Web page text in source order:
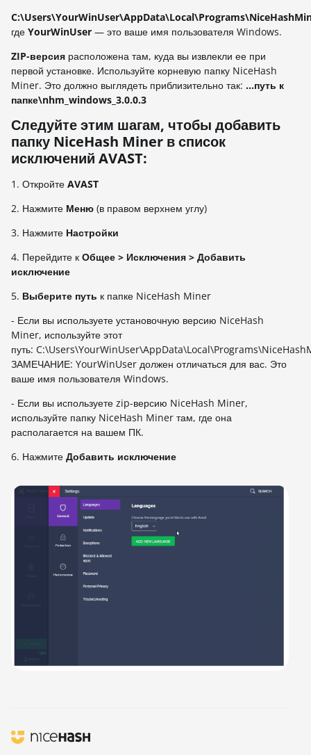
где YourWinUser — это ваше имя пользователя Windows.
ZIP-версия расположена там, куда вы извлекли ее при
первой установке. Используйте корневую папку NiceHash
Miner. Это должно выглядеть приблизительно так: ...путь к
папке\nhm_windows_3.0.0.3
Следуйте этим шагам, чтобы добавить
папку NiceHash Miner в список
исключений AVAST:
1. Откройте AVAST
2. Нажмите Меню (в правом верхнем углу)
3. Нажмите Настройки
4. Перейдите к Общее > Исключения > Добавить
исключение
5. Выберите путь к папке NiceHash Miner
- Если вы используете установочную версию NiceHash
Miner, используйте этот
путь:
ЗАМЕЧАНИЕ: YourWinUser должен отличаться для вас. Это
ваше имя пользователя Windows.
- Если вы используете zip-версию NiceHash Miner,
используйте папку NiceHash Miner там, где она
располагается на вашем ПК.
6. Нажмите Добавить исключение